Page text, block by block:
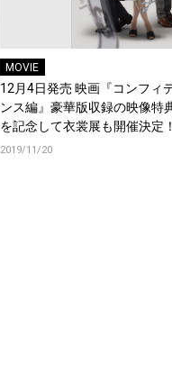
MOVIE
12月4日発売 映画『コンフィ
ンス編』豪華版収録の映像特
を記念して衣裳展も開催決定！
2019/11/20